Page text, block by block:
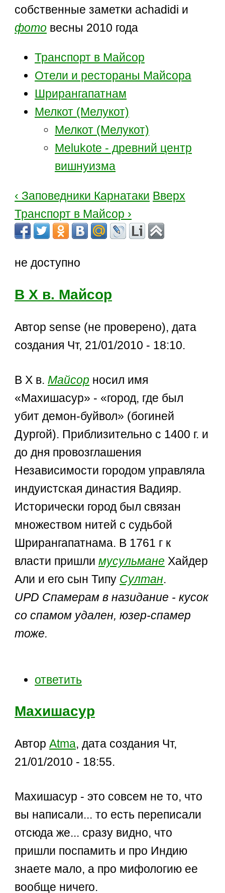
собственные заметки achadidi и
фото весны 2010 года
Транспорт в Майсор
Отели и рестораны Майсора
Шрирангапатнам
Мелкот (Мелукот)
Мелкот (Мелукот)
Melukote - древний центр
вишнуизма
‹ Заповедники Карнатаки Вверх
Транспорт в Майсор ›
не доступно
В Х в. Майсор
Автор sense (не проверено), дата
создания Чт, 21/01/2010 - 18:10.
В Х в. Майсор носил имя
«Махишасур» - «город, где был
убит демон-буйвол» (богиней
Дургой). Приблизительно с 1400 г. и
до дня провозглашения
Независимости городом управляла
индуистская династия Вадияр.
Исторически город был связан
множеством нитей с судьбой
Шрирангапатнама. В 1761 г к
власти пришлимусульмане Хайдер
Али и его сын Типу Султан.
UPD Спамерам в назидание - кусок
со спамом удален, юзер-спамер
тоже.
ответить
Махишасур
АвторAtma, дата создания Чт,
21/01/2010 - 18:55.
Махишасур - это совсем не то, что
вы написали... то есть переписали
отсюда же... сразу видно, что
пришли поспамить и про Индию
знаете мало, а про мифологию ее
вообще ничего.